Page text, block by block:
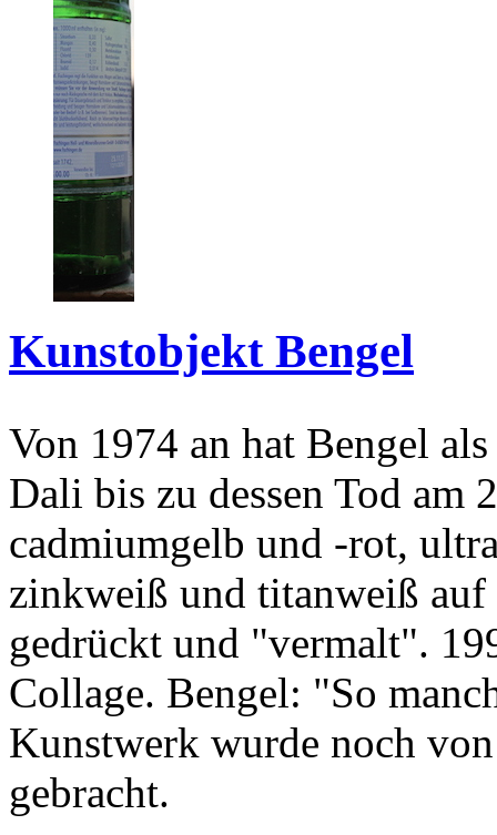
Kunstobjekt Bengel
Von 1974 an hat Bengel
Dali bis zu dessen Tod am
cadmiumgelb und -rot,
zinkweiß und titanweiß
gedrückt und "vermalt".
Collage. Bengel: "So
Kunstwerk wurde noch
gebracht.